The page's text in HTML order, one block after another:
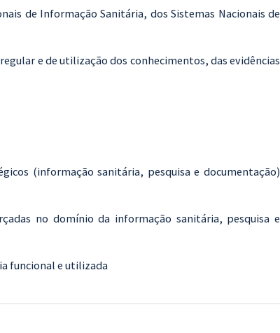
de Informação Sanitária, dos Sistemas Nacionais de
e de utilização dos conhecimentos, das evidências
(informação sanitária, pesquisa e documentação)
no domínio da informação sanitária, pesquisa e
funcional e utilizada